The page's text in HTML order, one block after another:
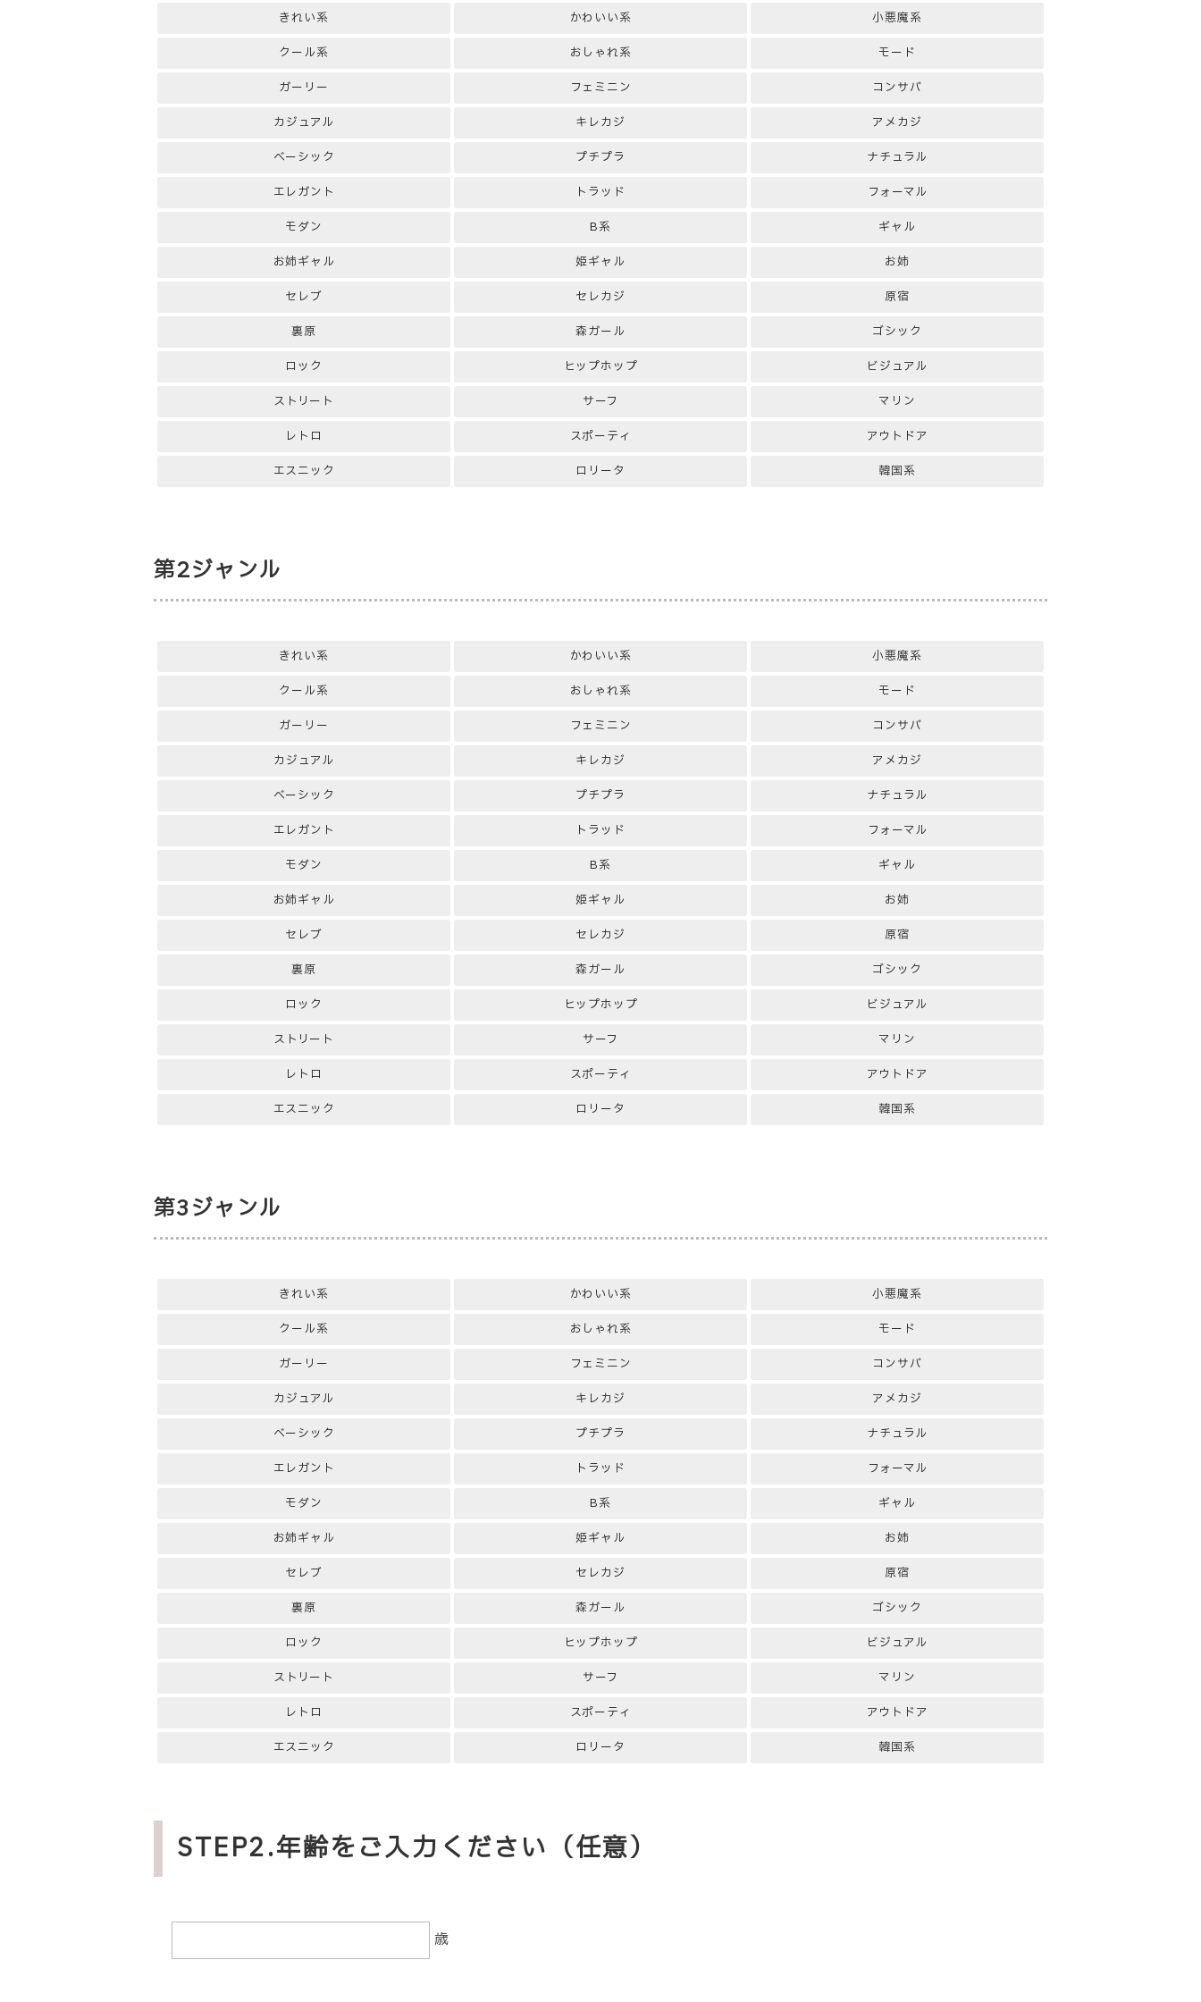
きれい系 かわいい系
小悪魔系
クール系
おしゃれ系
モード
ガーリー
フェミニン
コンサバ
カジュアル
キレカジ
アメカジ
ベーシック
プチプラ
ナチュラル
エレガント
トラッド
フォーマル
モダン
B系
ギャル
お姉ギャル
姫ギャル
お姉
セレブ
セレカジ
原宿
裏原
森ガール
ゴシック
ロック
ヒップホップ
ビジュアル
ストリート
サーフ
マリン
レトロ
スポーティ
アウトドア
エスニック
ロリータ 韓国系
第2ジャンル
きれい系 かわいい系
小悪魔系
クール系
おしゃれ系
モード
ガーリー
フェミニン
コンサバ
カジュアル
キレカジ
アメカジ
ベーシック
プチプラ
ナチュラル
エレガント
トラッド
フォーマル
モダン
B系
ギャル
お姉ギャル
姫ギャル
お姉
セレブ
セレカジ
原宿
裏原
森ガール
ゴシック
ロック
ヒップホップ
ビジュアル
ストリート
サーフ
マリン
レトロ
スポーティ
アウトドア
エスニック
ロリータ 韓国系
第3ジャンル
きれい系 かわいい系
小悪魔系
クール系
おしゃれ系
モード
ガーリー
フェミニン
コンサバ
カジュアル
キレカジ
アメカジ
ベーシック
プチプラ
ナチュラル
エレガント
トラッド
フォーマル
モダン
B系
ギャル
お姉ギャル
姫ギャル
お姉
セレブ
セレカジ
原宿
裏原
森ガール
ゴシック
ロック
ヒップホップ
ビジュアル
ストリート
サーフ
マリン
レトロ
スポーティ
アウトドア
エスニック
ロリータ 韓国系
STEP2.年齢をご入力ください（任意）
歳